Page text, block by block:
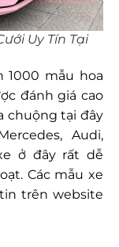
Uy Tín Tại
1000 mẫu hoa
đánh giá cao
chuộng tại đây
Audi,
ở đây rất dễ
Các mẫu xe
trên website